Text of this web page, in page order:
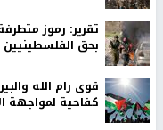
تقرير: رموز
بحق الفلسطينيين
قوى رام الله
كفاحية لمواجهة